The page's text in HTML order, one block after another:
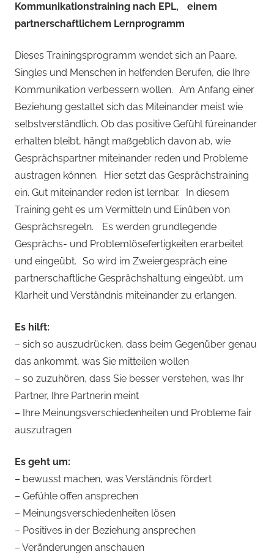
Kommunikationstraining nach EPL, einem
partnerschaftlichem Lernprogramm
Dieses Trainingsprogramm wendet sich an Paare,
Singles und Menschen in helfenden Berufen, die Ihre
Kommunikation verbessern wollen. Am Anfang einer
Beziehung gestaltet sich das Miteinander meist wie
selbstverständlich. Ob das positive Gefühl füreinander
erhalten bleibt, hängt maßgeblich davon ab, wie
Gesprächspartner miteinander reden und Probleme
austragen können. Hier setzt das Gesprächstraining
ein. Gut miteinander reden ist lernbar. In diesem
Training geht es um Vermitteln und Einüben von
Gesprächsregeln. Es werden grundlegende
Gesprächs- und Problemlösefertigkeiten erarbeitet
und eingeübt. So wird im Zweiergespräch eine
partnerschaftliche Gesprächshaltung eingeübt, um
Klarheit und Verständnis miteinander zu erlangen.
Es hilft:
– sich so auszudrücken, dass beim Gegenüber genau
das ankommt, was Sie mitteilen wollen
– so zuzuhören, dass Sie besser verstehen, was Ihr
Partner, Ihre Partnerin meint
– Ihre Meinungsverschiedenheiten und Probleme fair
auszutragen
Es geht um:
– bewusst machen, was Verständnis fördert
– Gefühle offen ansprechen
– Meinungsverschiedenheiten lösen
– Positives in der Beziehung ansprechen
– Veränderungen anschauen